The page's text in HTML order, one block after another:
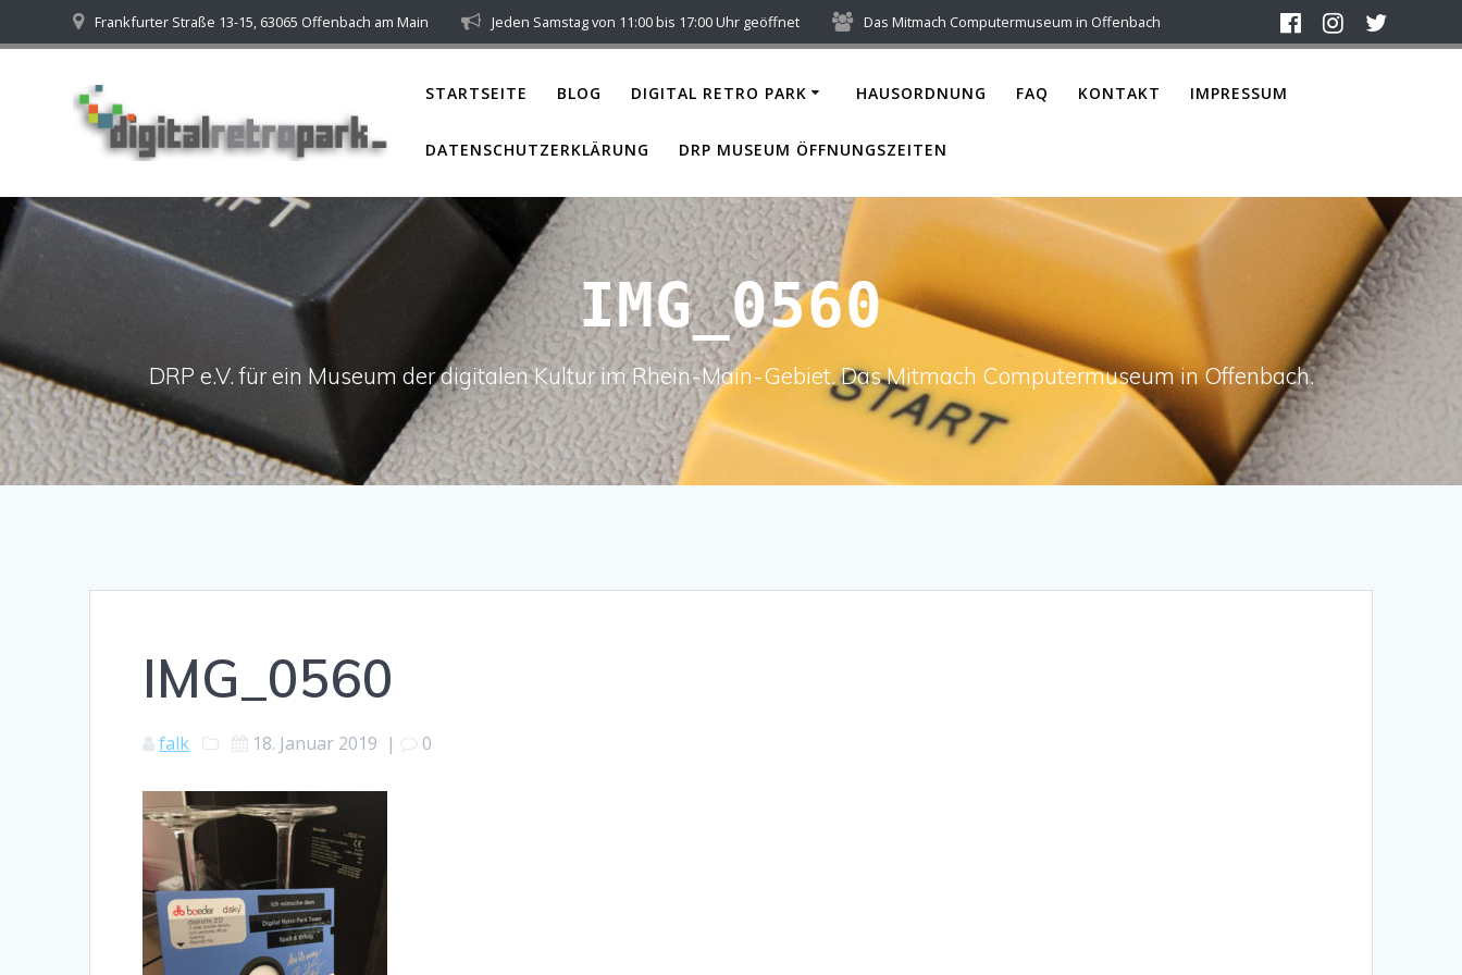
to
Frankfurter Straße 13-15, 63065 Offenbach am Main Jeden Samstag von 11:00 bis 17:00 Uhr geöffnet Das Mitmach Computermuseum in Offenbach
STARTSEITE BLOG DIGITAL RETRO PARK HAUSORDNUNG FAQ KONTAKT IMPRESSUM
DATENSCHUTZERKLÄRUNG DRP MUSEUM ÖFFNUNGSZEITEN
IMG_0560
DRP e.V. für ein Museum der digitalen Kultur im Rhein-Main-Gebiet. Das Mitmach Computermuseum in Offenbach.
IMG_0560
falk 18. Januar 2019 | 0